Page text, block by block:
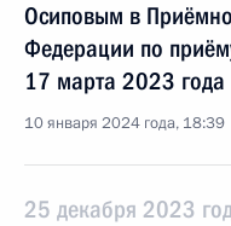
Осиповым в
Федерации по
17 марта 2023 года
10 января 2024 года, 18:39
25 декабря 2023